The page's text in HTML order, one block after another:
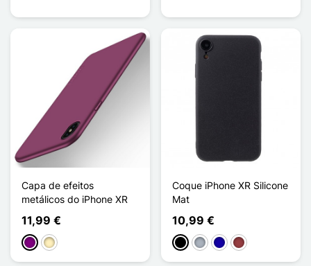
Capa de efeitos
metálicos do iPhone XR
11,99 €
Púrpura
Ouro
Coque iPhone XR Silicone
Mat
10,99 €
PretoCinzentoAzul Escuro
Vermelho escuro